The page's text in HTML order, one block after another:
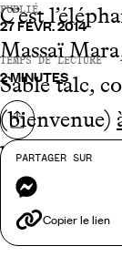
PUBLIÉ
27 FÉVR. 2014
TEMPS DE LECTURE
2 MINUTES
Partager sur
PARTAGER SUR
Messenger
Copier le lien
C’est
Massaï
Sable talc,
(bienvenue)
brodée de